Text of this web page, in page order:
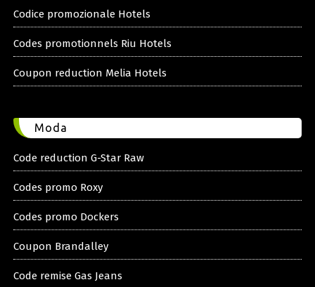
Codice promozionale Hotels
Codes promotionnels Riu Hotels
Coupon reduction Melia Hotels
Moda
Code reduction G-Star Raw
Codes promo Roxy
Codes promo Dockers
Coupon Brandalley
Code remise Gas Jeans